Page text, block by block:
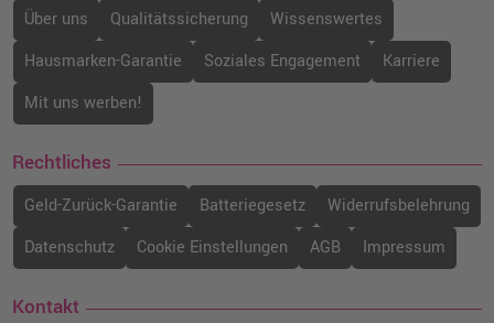
Über uns Qualitätssicherung
Wissenswertes
Hausmarken-Garantie
Soziales Engagement
Karriere
Mit uns werben!
Rechtliches
Geld-Zurück-Garantie Batteriegesetz
Widerrufsbelehrung
Datenschutz
Cookie Einstellungen AGB Impressum
Kontakt